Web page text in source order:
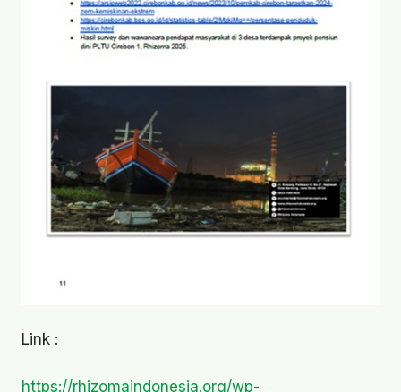
Link :
https://rhizomaindonesia.org/wp-